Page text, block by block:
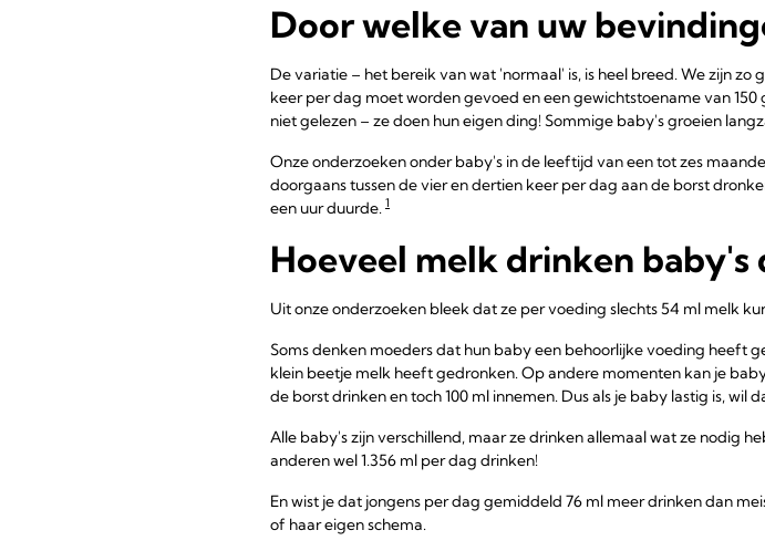
Door welke van uw
De variatie – het bereik van wat 'normaal' is, is heel breed. We zijn
keer per dag moet worden gevoed en een gewichtstoename van
niet gelezen – ze doen hun eigen ding! Sommige baby's groeien
Onze onderzoeken onder baby's in de leeftijd van een tot zes
doorgaans tussen de vier en dertien keer per dag aan de borst
een uur duurde. 1
Hoeveel melk drinken
Uit onze onderzoeken bleek dat ze per voeding slechts 54 ml melk
Soms denken moeders dat hun baby een behoorlijke voeding heeft
klein beetje melk heeft gedronken. Op andere momenten kan je
de borst drinken en toch 100 ml innemen. Dus als je baby lastig is,
Alle baby's zijn verschillend, maar ze drinken allemaal wat ze nodig
anderen wel 1.356 ml per dag drinken!
En wist je dat jongens per dag gemiddeld 76 ml meer drinken dan
of haar eigen schema.